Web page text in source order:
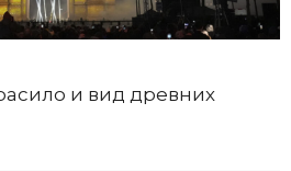
и вид древних